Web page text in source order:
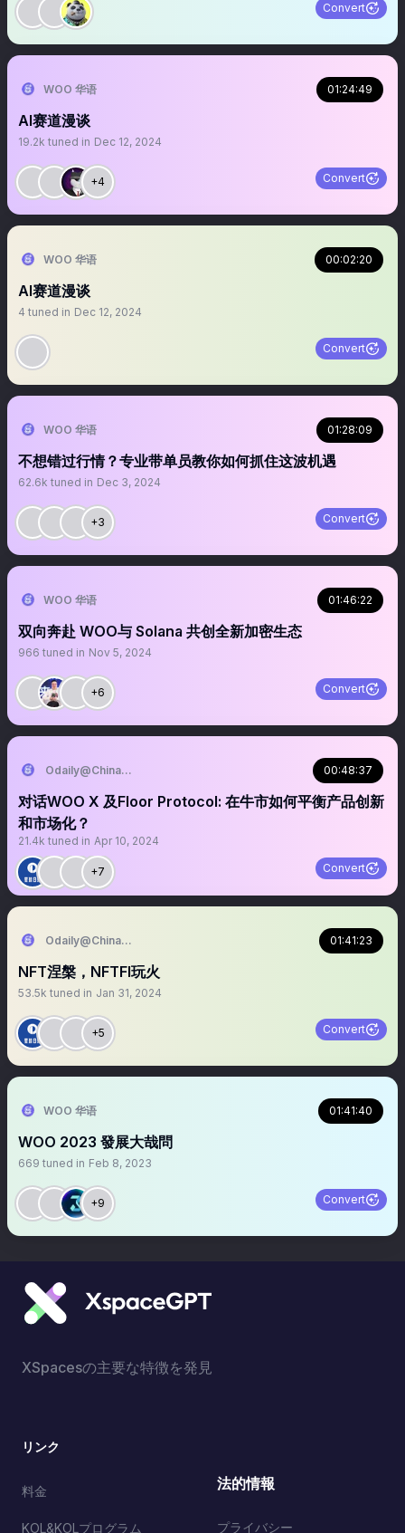
Convert
WOO 华语 01:24:49
AI赛道漫谈
19.2k tuned in Dec 12, 2024
+4 Convert
WOO 华语 00:02:20
AI赛道漫谈
4 tuned in Dec 12, 2024
Convert
WOO 华语 01:28:09
不想错过行情？专业带单员教你如何抓住这波机遇
62.6k tuned in Dec 3, 2024
+3 Convert
WOO 华语 01:46:22
双向奔赴 WOO与 Solana 共创全新加密生态
966 tuned in Nov 5, 2024
+6 Convert
Odaily@ChinaCryptoNews 00:48:37
对话WOO X 及Floor Protocol: 在牛市如何平衡产品创新
和市场化？
21.4k tuned in Apr 10, 2024
+7 Convert
Odaily@ChinaCryptoNews 01:41:23
NFT涅槃，NFTFI玩火
53.5k tuned in Jan 31, 2024
+5 Convert
WOO 华语 01:41:40
WOO 2023 發展大哉問
669 tuned in Feb 8, 2023
+9 Convert
XSpacesの主要な特徴を発見
リンク
料金
KOL&KOLプログラム
法的情報
プライバシー